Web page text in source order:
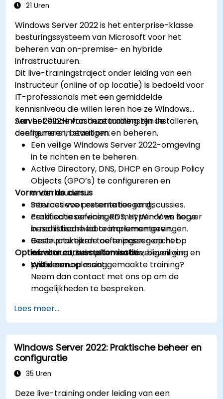
21 Uren
Windows Server 2022 is het enterprise-klasse
besturingssysteem van Microsoft voor het
beheren van on-premise- en hybride
infrastructuuren.
Dit live-trainingstraject onder leiding van een
instructeur (online of op locatie) is bedoeld voor
IT-professionals met een gemiddelde
kennisniveau die willen leren hoe ze Windows
Server 2022-infrastructuurdiensten installeren,
configureren, beveiligen en beheren.
Aan het einde van deze training zijn de
deelnemers in staat om:
Een veilige Windows Server 2022-omgeving
in te richten en te beheren.
Active Directory, DNS, DHCP en Group Policy
Objects (GPO’s) te configureren en
onderhouden.
Services voor externe toegang,
certificatieservices, RDS, Hyper-V en hoge
beschikbaarheid te implementeren.
Beste praktijken toe te passen op het
monitoren, herstellen en beveiligen van
systemen.
Vorm van de cursus
Interactieve presentaties en discussies.
Praktische oefeningen met Windows Server
in realistische laboratoriumomgevingen.
Gestructureerde oefeningen gericht op
infrastructuurimplementatie, beveiliging en
probleemoplossing.
Opties voor cursuscustomisatie
Wilt u een op maat gemaakte training?
Neem dan contact met ons op om de
mogelijkheden te bespreken.
Lees meer...
Windows Server 2022: Praktische beheer en
configuratie
35 Uren
Deze live-training onder leiding van een